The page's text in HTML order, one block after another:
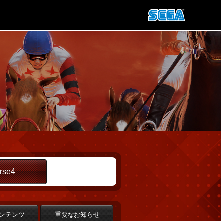
テンツ 重要なお知らせ